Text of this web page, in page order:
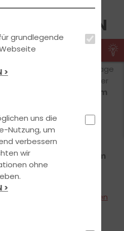
ANTWORTEN
muss ich
benötige ich für
Egal, welche Frage
haben die Antworten! Hier
Informationen rund um
auf einen Blick.
ist aber
Faktoren abhängig.
Ausbildungskonzept
Bedürfnisse
gemeinsam
in unserer Fahrschule zu
begrüßen
online einen Termin
grundlegende
>
uns die
Nutzung, um
verbessern
wir
ohne
>